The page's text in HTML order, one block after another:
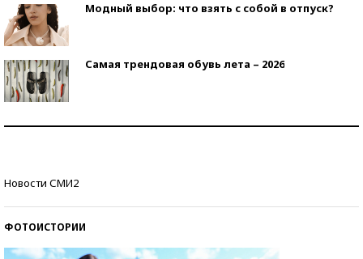
Модный выбор: что взять с собой в отпуск?
Самая трендовая обувь лета – 2026
Новости СМИ2
ФОТОИСТОРИИ